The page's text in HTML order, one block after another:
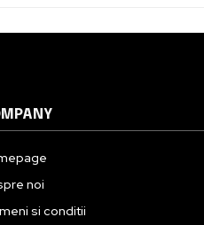
noi
si conditii